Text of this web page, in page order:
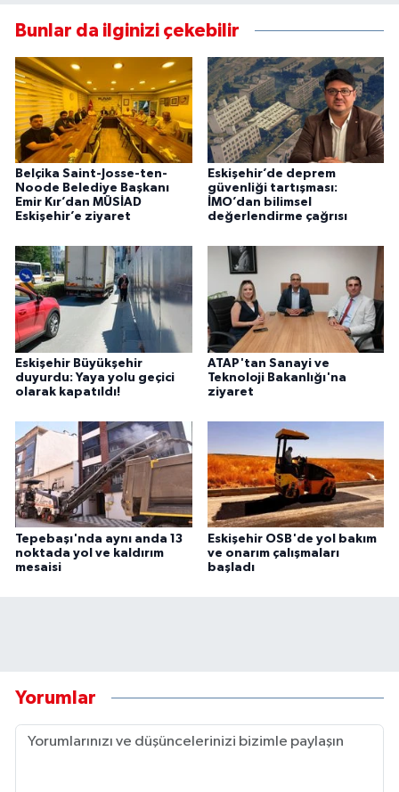
Bunlar da ilginizi çekebilir
Belçika Saint-Josse-ten-
Noode Belediye Başkanı
Emir Kır’dan MÜSİAD
Eskişehir’e ziyaret
Eskişehir’de deprem
güvenliği tartışması:
İMO’dan bilimsel
değerlendirme çağrısı
Eskişehir Büyükşehir
duyurdu: Yaya yolu geçici
olarak kapatıldı!
ATAP'tan Sanayi ve
Teknoloji Bakanlığı'na
ziyaret
Tepebaşı'nda aynı anda 13
noktada yol ve kaldırım
mesaisi
Eskişehir OSB'de yol bakım
ve onarım çalışmaları
başladı
Yorumlar